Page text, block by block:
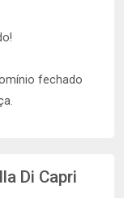
fechado
Di Capri